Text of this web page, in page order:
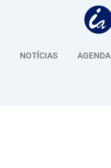
NOTÍCIAS AGENDA